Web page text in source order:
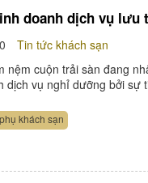
doanh dịch vụ lưu
Tin tức khách sạn
nệm cuộn trải sàn đang
dịch vụ nghỉ dưỡng bởi sự
khách sạn